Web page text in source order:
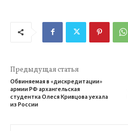
Предыдущая статья
Обвиняемая в «дискредитации»
армии РФ архангельская
студентка Олеся Кривцова уехала
из России